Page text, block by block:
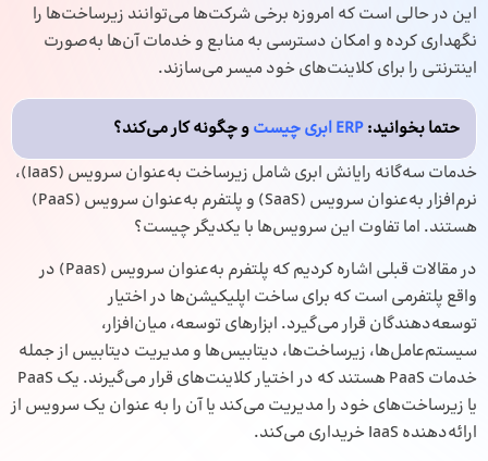
این در حالی است که امروزه برخی شرکت‌ها می‌توانند زیرساخت‌ها را
نگهداری کرده و امکان دسترسی به منابع و خدمات آن‌ها به‌صورت
اینترنتی را برای کلاینت‌های خود میسر می‌سازند.
حتما بخوانید:ERP ابری چیست
و چگونه کار می‌کند؟
خدمات سه‌گانه رایانش ابری شامل زیرساخت به‌عنوان سرویس (IaaS)،
نرم‌افزار به‌عنوان سرویس (SaaS) و
پلتفرم به‌عنوان سرویس (PaaS)
هستند. اما تفاوت این سرویس‌ها با یکدیگر چیست؟
در مقالات قبلی اشاره کردیم که پلتفرم به‌عنوان سرویس (Paas) در
واقع پلتفرمی است که برای ساخت اپلیکیشن‌ها در اختیار
توسعه‌دهندگان قرار می‌گیرد. ابزارهای توسعه، میان‌افزار،
سیستم‌عامل‌ها، زیرساخت‌ها، دیتابیس‌ها و مدیریت دیتابیس از جمله
خدمات PaaS هستند که در اختیار کلاینت‌های قرار می‌گیرند. یک PaaS
یا زیرساخت‌های خود را مدیریت می‌کند یا آن را به ‌عنوان یک سرویس از
ارائه‌دهنده IaaS خریداری می‌کند.